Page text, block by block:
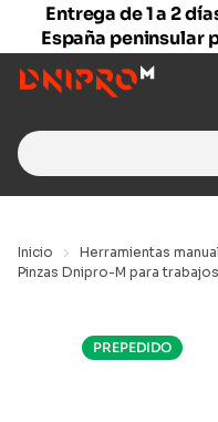
Entrega de 1 a 2
España peninsular
Search
for:
Inicio Herramientas
Pinzas Dnipro-M para
PREPEDIDO